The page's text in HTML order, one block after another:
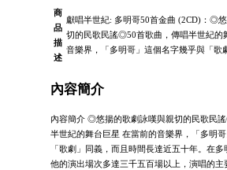
商
品
描
述
獻唱半世紀: 多明哥50首金曲 (2CD)：◎
切的民歌民謠◎50首歌曲，傳唱半世紀的
音樂界，「多明哥」這個名字幾乎與「歌
內容簡介
內容簡介 ◎悠揚的歌劇詠嘆與親切的民歌民
半世紀的舞台巨星 在當前的音樂界，「多明
「歌劇」同義，而且時間長達近五十年。在多
他的演出場次多達三千五百場以上，演唱的主